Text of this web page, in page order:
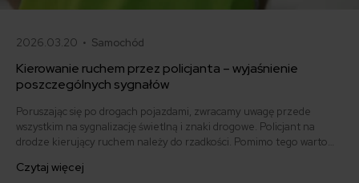
2026.03.20 • Samochód
Kierowanie ruchem przez policjanta – wyjaśnienie
poszczególnych sygnałów
Poruszając się po drogach pojazdami, zwracamy uwagę przede
wszystkim na sygnalizację świetlną i znaki drogowe. Policjant na
drodze kierujący ruchem należy do rzadkości. Pomimo tego warto
policjantów.
Czytaj więcej